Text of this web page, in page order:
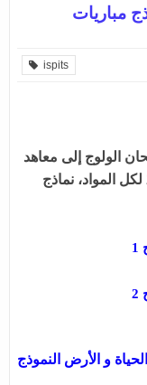
ispits
الولوج إلى معاهد
المهن التمريضية ISPITS دورة 2021-2022 لكل المواد، نماذج